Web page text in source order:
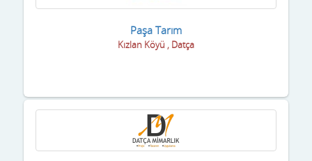
Paşa Tarım
Kızlan Köyü , Datça